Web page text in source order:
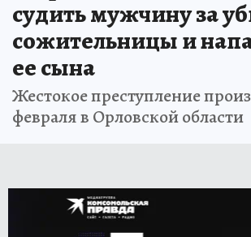
судить мужчину за
сожительницы и
ее сына
Жестокое преступление
февраля в Орловской области